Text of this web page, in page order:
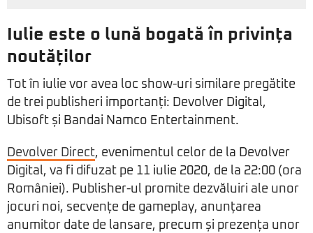
Iulie este o lună bogată în privința
noutăților
Tot în iulie vor avea loc show-uri similare pregătite
de trei publisheri importanți: Devolver Digital,
Ubisoft și Bandai Namco Entertainment.
Devolver Direct, evenimentul celor de la Devolver
Digital, va fi difuzat pe 11 iulie 2020, de la 22:00 (ora
României). Publisher-ul promite dezvăluiri ale unor
jocuri noi, secvențe de gameplay, anunțarea
anumitor date de lansare, precum și prezența unor